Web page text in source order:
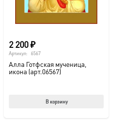
2 200₽
Артикул: 6567
Алла Готфская мученица,
икона (арт.06567)
В корзину